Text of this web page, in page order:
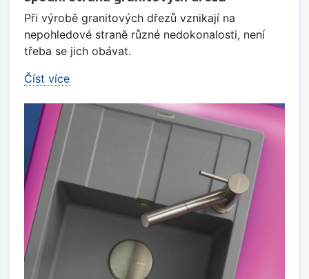
Při výrobě granitových dřezů vznikají na
nepohledové straně různé nedokonalosti, není
třeba se jich obávat.
Číst více